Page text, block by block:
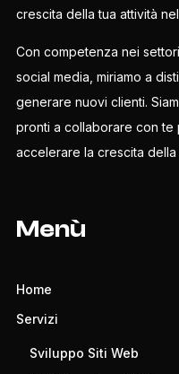
crescita della tua attività
Con competenza nei
social media, miriamo a
generare nuovi clienti.
pronti a collaborare con
accelerare la crescita della
Menù
Home
Servizi
Sviluppo Siti Web